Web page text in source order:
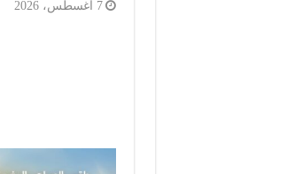
7 أغسطس، 2026